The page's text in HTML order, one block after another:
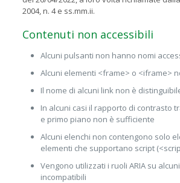
2004, n. 4 e ss.mm.ii.
Contenuti non accessibili
Alcuni pulsanti non hanno nomi
Alcuni elementi <frame> o <iframe>
Il nome di alcuni link non è
In alcuni casi il rapporto di contrasto
e primo piano non è sufficiente
Alcuni elenchi non contengono solo
elementi che supportano script
Vengono utilizzati i ruoli ARIA su
incompatibili